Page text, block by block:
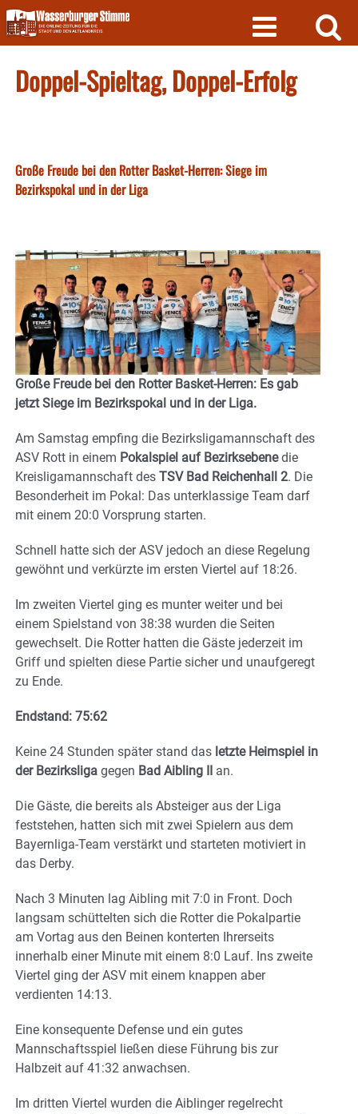
Skip
to
content
Doppel-Spieltag, Doppel-Erfolg
Große Freude bei den Rotter Basket-Herren: Siege im
Bezirkspokal und in der Liga
Große Freude bei den Rotter Basket-Herren: Es gab
jetzt Siege im Bezirkspokal und in der Liga.
Am Samstag empfing die Bezirksligamannschaft des
ASV Rott in einem Pokalspiel auf Bezirksebenedie
Kreisligamannschaft des TSV Bad Reichenhall 2. Die
Besonderheit im Pokal: Das unterklassige Team darf
mit einem 20:0 Vorsprung starten.
Schnell hatte sich der ASV jedoch an diese Regelung
gewöhnt und verkürzte im ersten Viertel auf 18:26.
Im zweiten Viertel ging es munter weiter und bei
einem Spielstand von 38:38 wurden die Seiten
gewechselt. Die Rotter hatten die Gäste jederzeit im
Griff und spielten diese Partie sicher und unaufgeregt
zu Ende.
Endstand: 75:62
Keine 24 Stunden später stand das letzte Heimspiel in
der Bezirksliga gegen Bad Aibling II an.
Die Gäste, die bereits als Absteiger aus der Liga
feststehen, hatten sich mit zwei Spielern aus dem
Bayernliga-Team verstärkt und starteten motiviert in
das Derby.
Nach 3 Minuten lag Aibling mit 7:0 in Front. Doch
langsam schüttelten sich die Rotter die Pokalpartie
am Vortag aus den Beinen konterten Ihrerseits
innerhalb einer Minute mit einem 8:0 Lauf. Ins zweite
Viertel ging der ASV mit einem knappen aber
verdienten 14:13.
Eine konsequente Defense und ein gutes
Mannschaftsspiel ließen diese Führung bis zur
Halbzeit auf 41:32 anwachsen.
Im dritten Viertel wurden die Aiblinger regelrecht